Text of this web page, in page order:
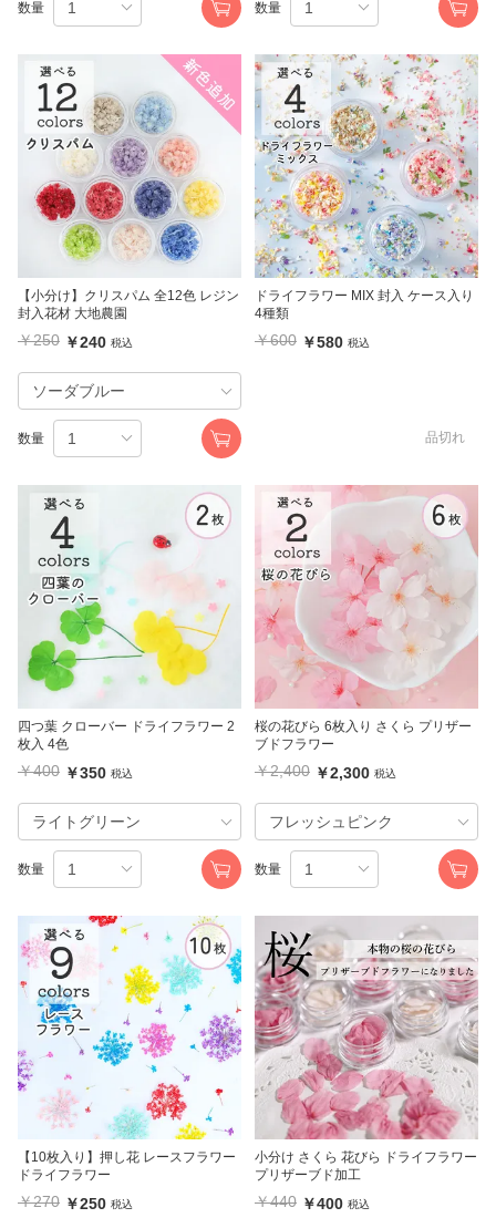
数量 数量
【小分け】クリスパム 全12色 レジン
封入花材 大地農園
￥250 ￥240 税込
数量
ドライフラワー MIX 封入 ケース入り
4種類
￥600 ￥580 税込
品切れ
四つ葉 クローバー ドライフラワー 2
枚入 4色
￥400 ￥350 税込
数量
桜の花びら 6枚入り さくら プリザー
ブドフラワー
￥2,400 ￥2,300 税込
数量
【10枚入り】押し花 レースフラワー
ドライフラワー
￥270 ￥250 税込
小分け さくら 花びら ドライフラワー
プリザーブド加工
￥440 ￥400 税込